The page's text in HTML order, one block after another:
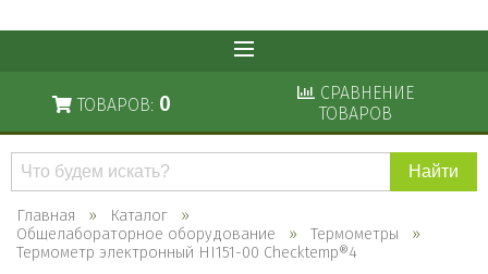
ТОВАРОВ: 0
СРАВНЕНИЕ
ТОВАРОВ
Поиск
каталогу
Главная
Каталог
Общелабораторное оборудование
Термометры
Термометр электронный HI151-00 Checktemp®4